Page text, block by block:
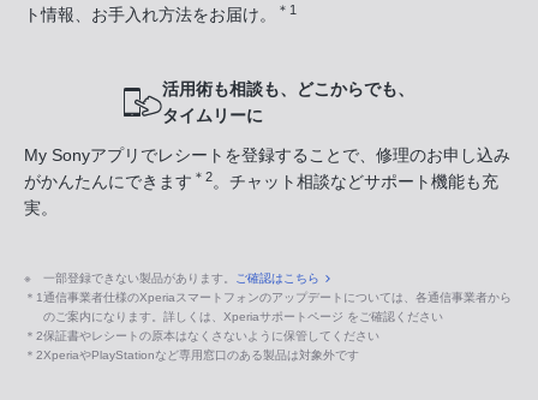
ト情報、お手入れ方法をお届け。
＊1
活用術も相談も、どこからでも、
タイムリーに
My Sonyアプリでレシートを登録することで、修理のお申し込み
がかんたんにできます ＊2。チャット相談などサポート機能も充
実。
※ 一部登録できない製品があります。 ご確認はこちら
＊1通信事業者仕様のXperiaスマートフォンのアップデートについては、各通信事業者から
のご案内になります。詳しくは、Xperiaサポートページ をご確認ください
＊2保証書やレシートの原本はなくさないように保管してください
＊2XperiaやPlayStationなど専用窓口のある製品は対象外です